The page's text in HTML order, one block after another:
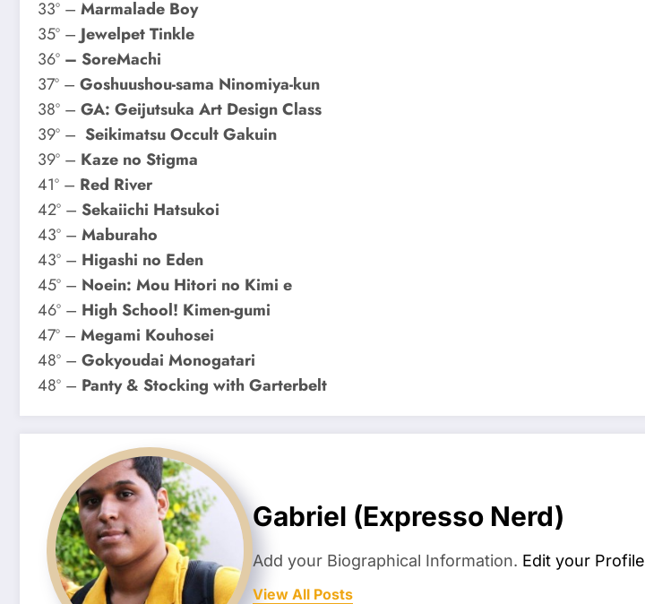
33º – Marmalade Boy
35º –Jewelpet Tinkle
36º – SoreMachi
37º – Goshuushou-sama Ninomiya-kun
38º – GA: Geijutsuka Art Design Class
39º – Seikimatsu Occult Gakuin
39º – Kaze no Stigma
41º – Red River
42º – Sekaiichi Hatsukoi
43º – Maburaho
43º – Higashi no Eden
45º – Noein: Mou Hitori no Kimi e
46º – High School! Kimen-gumi
47º – Megami Kouhosei
48º – Gokyoudai Monogatari
48º – Panty & Stocking with Garterbelt
Gabriel (Expresso Nerd)
Add your Biographical Information. Edit your Profile
View All Posts